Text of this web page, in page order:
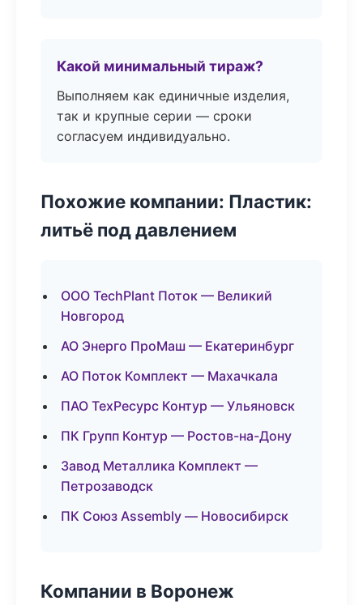
Какой минимальный тираж?
Выполняем как единичные изделия,
так и крупные серии — сроки
согласуем индивидуально.
Похожие компании: Пластик:
литьё под давлением
ООО TechPlant Поток — Великий
Новгород
АО Энерго ПроМаш — Екатеринбург
АО Поток Комплект — Махачкала
ПАО ТехРесурс Контур — Ульяновск
ПК Групп Контур — Ростов-на-Дону
Завод Металлика Комплект —
Петрозаводск
ПК Союз Assembly — Новосибирск
Компании в Воронеж